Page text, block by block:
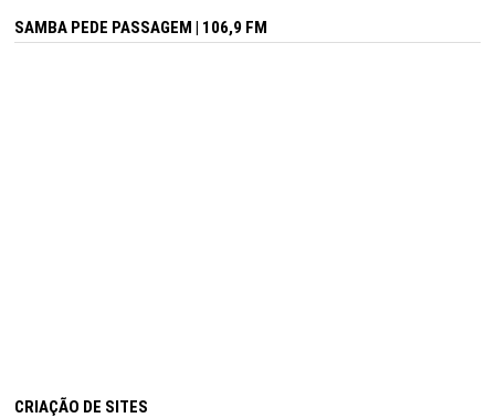
SAMBA PEDE PASSAGEM | 106,9 FM
CRIAÇÃO DE SITES